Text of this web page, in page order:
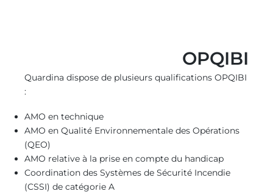
OPQIBI
Quardina dispose de plusieurs qualifications OPQIBI
:
AMO en technique
AMO en Qualité Environnementale des Opérations
(QEO)
AMO relative à la prise en compte du handicap
Coordination des Systèmes de Sécurité Incendie
(CSSI) de catégorie A